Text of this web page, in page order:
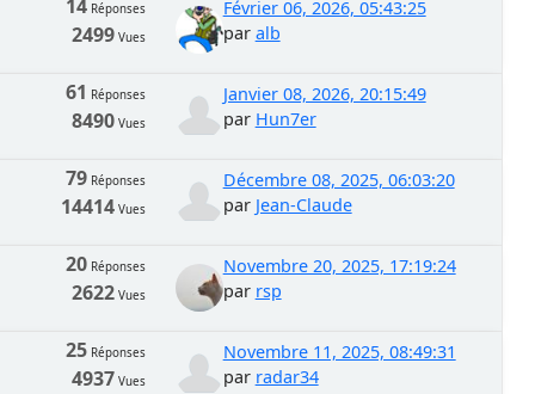
14Réponses
2499Vues
Février 06, 2026, 05:43:25
par alb
61 Réponses
8490Vues
Janvier 08, 2026, 20:15:49
par Hun7er
79Réponses
14414Vues
Décembre 08, 2025, 06:03:20
par Jean-Claude
20Réponses
2622Vues
Novembre 20, 2025, 17:19:24
par rsp
25Réponses
4937 Vues
Novembre 11, 2025, 08:49:31
par radar34